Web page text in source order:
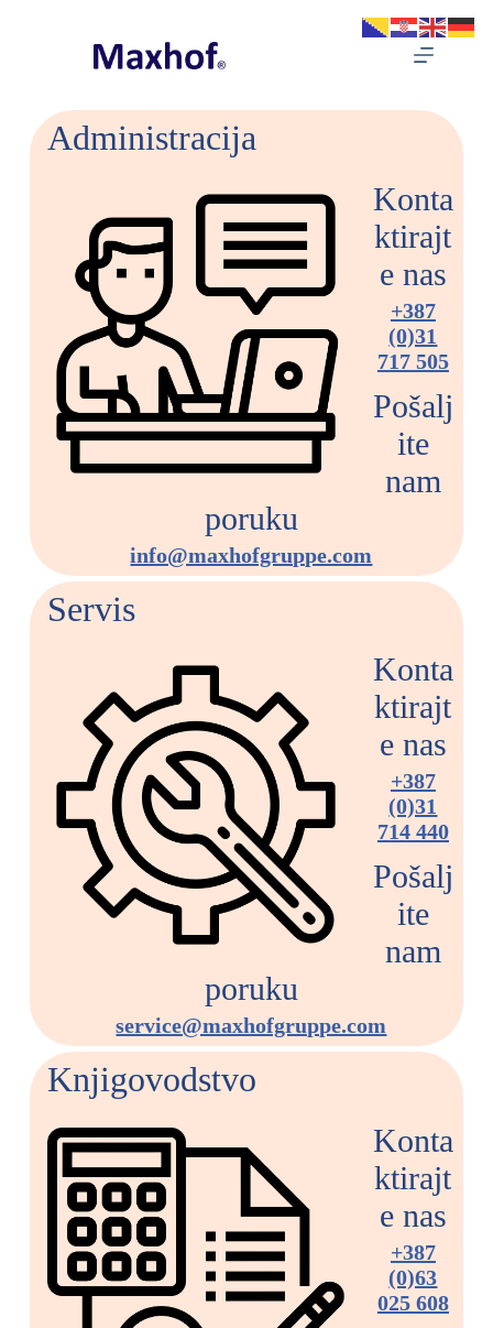
Administracija
Konta
ktirajt
e nas
+387
(0)31
717 505
Pošalj
ite
nam
poruku
info@maxhofgruppe.com
Servis
Konta
ktirajt
e nas
+387
(0)31
714 440
Pošalj
ite
nam
poruku
service@maxhofgruppe.com
Knjigovodstvo
Konta
ktirajt
e nas
+387
(0)63
025 608